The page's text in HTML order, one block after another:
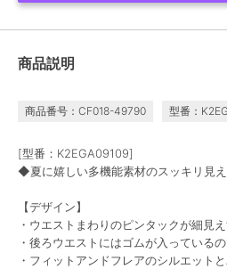
商品説明
商品番号：CF018-49790 型番：
[型番：K2EGA09109]
◆夏に嬉しい多機能素材のスッキリ見
【デザイン】
・ウエストまわりのピンタックが細見
・後ろウエストにはゴムが入っている
・フィットアンドフレアのシルエット